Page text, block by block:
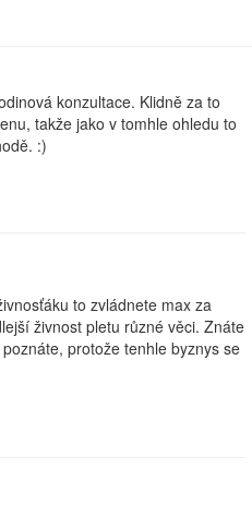
konzultace. Klidně za to
takže jako v tomhle ohledu to
:)
to zvládnete max za
živnost pletu různé věci. Znáte
protože tenhle byznys se